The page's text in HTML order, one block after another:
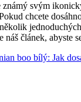
svým
chcete
náš článek, abyste
boo bílý: Jak